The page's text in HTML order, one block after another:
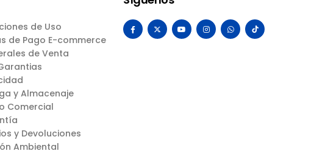
de Uso
de Pago E-commerce
de Venta
y Almacenaje
Comercial
y Devoluciones
Ambiental